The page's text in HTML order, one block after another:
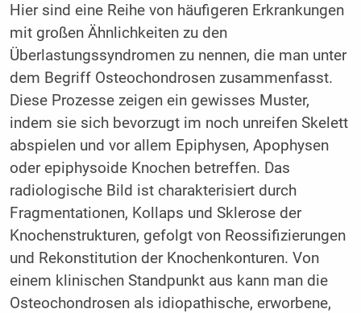
Hier sind eine Reihe von häufigeren Erkrankungen
mit großen Ähnlichkeiten zu den
Überlastungssyndromen zu nennen, die man unter
dem Begriff Osteochondrosen zusammenfasst.
Diese Prozesse zeigen ein gewisses Muster,
indem sie sich bevorzugt im noch unreifen Skelett
abspielen und vor allem Epiphysen, Apophysen
oder epiphysoide Knochen betreffen. Das
radiologische Bild ist charakterisiert durch
Fragmentationen, Kollaps und Sklerose der
Knochenstrukturen, gefolgt von Reossifizierungen
und Rekonstitution der Knochenkonturen. Von
einem klinischen Standpunkt aus kann man die
Osteochondrosen als idiopathische, erworbene,